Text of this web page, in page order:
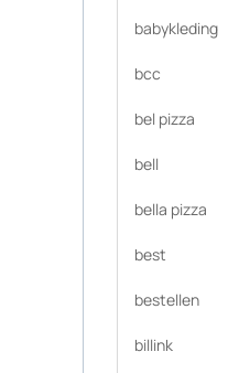
babykleding
bcc
bel pizza
bell
bella pizza
best
bestellen
billink